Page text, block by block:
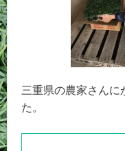
三重県の農家さんに
た。